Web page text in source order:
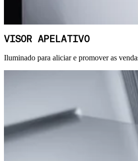
VISOR APELATIVO
Iluminado para aliciar e promover as